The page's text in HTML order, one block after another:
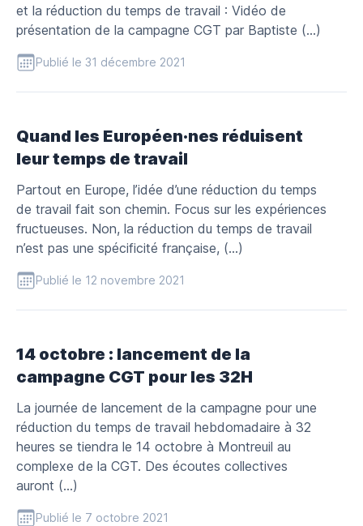
et la réduction du temps de travail : Vidéo de
présentation de la campagne CGT par Baptiste (…)
Publié le 31 décembre 2021
Quand les Européen·nes réduisent
leur temps de travail
Partout en Europe, l’idée d’une réduction du temps
de travail fait son chemin. Focus sur les expériences
fructueuses. Non, la réduction du temps de travail
n’est pas une spécificité française, (…)
Publié le 12 novembre 2021
14 octobre : lancement de la
campagne CGT pour les 32H
La journée de lancement de la campagne pour une
réduction du temps de travail hebdomadaire à 32
heures se tiendra le 14 octobre à Montreuil au
complexe de la CGT. Des écoutes collectives
auront (…)
Publié le 7 octobre 2021